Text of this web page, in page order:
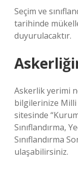
Seçim ve
tarihinde
duyurulacaktır.
Askerlik yerimi
bilgilerinize Milli
sitesinde
Sınıflandırma,
Sınıflandırma
ulaşabilirsiniz.